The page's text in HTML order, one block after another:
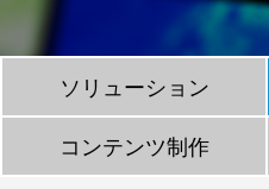
ソリューション
コンテンツ制作